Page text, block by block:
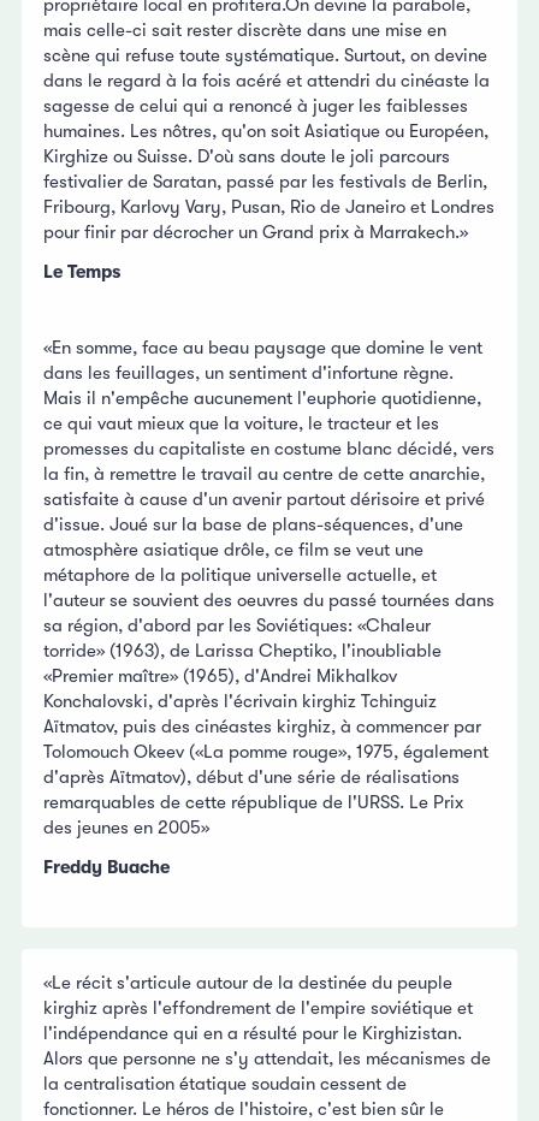
propriétaire local en profitera.On devine la parabole,
mais celle-ci sait rester discrète dans une mise en
scène qui refuse toute systématique. Surtout, on devine
dans le regard à la fois acéré et attendri du cinéaste la
sagesse de celui qui a renoncé à juger les faiblesses
humaines. Les nôtres, qu'on soit Asiatique ou Européen,
Kirghize ou Suisse. D'où sans doute le joli parcours
festivalier de Saratan, passé par les festivals de Berlin,
Fribourg, Karlovy Vary, Pusan, Rio de Janeiro et Londres
pour finir par décrocher un Grand prix à Marrakech.»
Le Temps
«En somme, face au beau paysage que domine le vent
dans les feuillages, un sentiment d'infortune règne.
Mais il n'empêche aucunement l'euphorie quotidienne,
ce qui vaut mieux que la voiture, le tracteur et les
promesses du capitaliste en costume blanc décidé, vers
la fin, à remettre le travail au centre de cette anarchie,
satisfaite à cause d'un avenir partout dérisoire et privé
d'issue. Joué sur la base de plans-séquences, d'une
atmosphère asiatique drôle, ce film se veut une
métaphore de la politique universelle actuelle, et
l'auteur se souvient des oeuvres du passé tournées dans
sa région, d'abord par les Soviétiques: «Chaleur
torride» (1963), de Larissa Cheptiko, l'inoubliable
«Premier maître» (1965), d'Andrei Mikhalkov
Konchalovski, d'après l'écrivain kirghiz Tchinguiz
Aïtmatov, puis des cinéastes kirghiz, à commencer par
Tolomouch Okeev («La pomme rouge», 1975, également
d'après Aïtmatov), début d'une série de réalisations
remarquables de cette république de l'URSS. Le Prix
des jeunes en 2005»
Freddy Buache
«Le récit s'articule autour de la destinée du peuple
kirghiz après l'effondrement de l'empire soviétique et
l'indépendance qui en a résulté pour le Kirghizistan.
Alors que personne ne s'y attendait, les mécanismes de
la centralisation étatique soudain cessent de
fonctionner. Le héros de l'histoire, c'est bien sûr le